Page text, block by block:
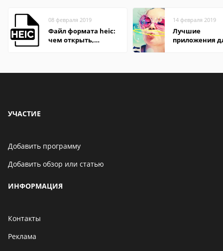
08 февраля 2019
Файл формата heic:
чем открыть,
14 февраля 2019
Лучшие
приложения
УЧАСТИЕ
Добавить программу
Добавить обзор или статью
ИНФОРМАЦИЯ
Контакты
Реклама